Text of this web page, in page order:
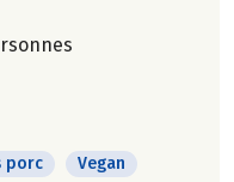
porc
Vegan